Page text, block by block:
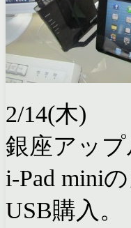
2/14(木)
銀座アップ
i-Pad mini
USB購入。